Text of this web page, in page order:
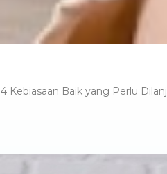
4 Kebiasaan Baik yang Perlu